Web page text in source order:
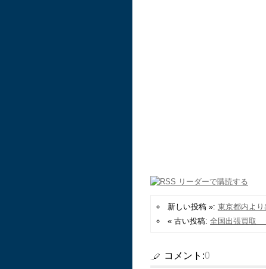
新しい投稿 »: 東京都内よ
« 古い投稿: 全国出張買取
コメント:0